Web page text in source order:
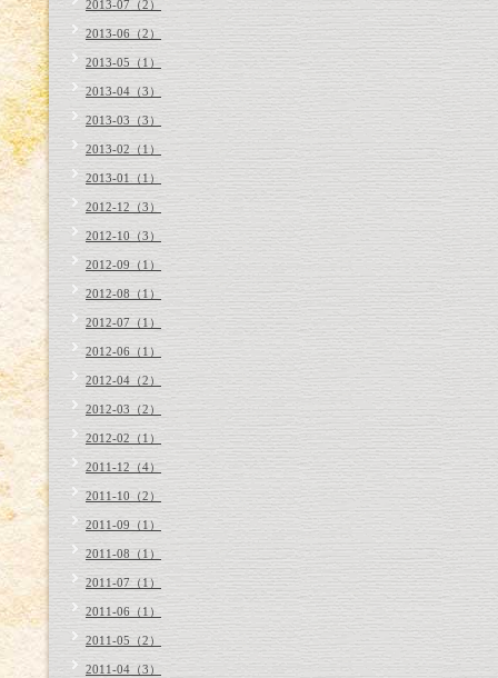
2013-07（2）
2013-06（2）
2013-05（1）
2013-04（3）
2013-03（3）
2013-02（1）
2013-01（1）
2012-12（3）
2012-10（3）
2012-09（1）
2012-08（1）
2012-07（1）
2012-06（1）
2012-04（2）
2012-03（2）
2012-02（1）
2011-12（4）
2011-10（2）
2011-09（1）
2011-08（1）
2011-07（1）
2011-06（1）
2011-05（2）
2011-04（3）